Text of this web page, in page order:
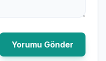
Yorumu Gönder